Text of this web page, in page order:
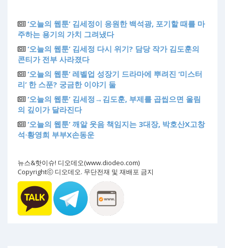
‘오늘의 웹툰’ 김세정이 응원한 백석광, 포기할 때를 마
주하는 용기의 가치 그려냈다
‘오늘의 웹툰’ 김세정 다시 위기? 담당 작가 김도훈의
콘티가 전부 사라졌다
‘오늘의 웹툰’ 레벨업 성장기 드라마에 뿌려진 ‘미스터
리’ 한 스푼? 궁금한 이야기 둘
‘오늘의 웹툰’ 김세정→김도훈, 부제를 곱씹으면 울림
의 깊이가 달라진다
‘오늘의 웹툰’ 깨알 웃음 책임지는 3대장, 박호산X고창
석·황영희 부부X손동운
뉴스&핫이슈! 디오데오(www.diodeo.com)
Copyrightⓒ 디오데오. 무단전재 및 재배포 금지